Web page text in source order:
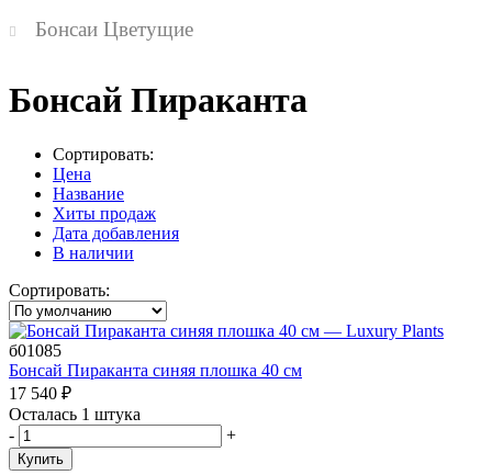
Бонсаи Цветущие
Бонсай Пираканта
Сортировать:
Цена
Название
Хиты продаж
Дата добавления
В наличии
Сортировать:
б01085
Бонсай Пираканта синяя плошка 40 см
17 540 ₽
Осталась 1 штука
-
+
Купить